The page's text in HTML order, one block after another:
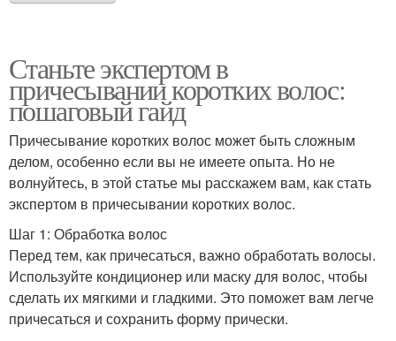
Станьте экспертом в
причесывании коротких волос:
пошаговый гайд
Причесывание коротких волос может быть сложным
делом, особенно если вы не имеете опыта. Но не
волнуйтесь, в этой статье мы расскажем вам, как стать
экспертом в причесывании коротких волос.
Шаг 1: Обработка волос
Перед тем, как причесаться, важно обработать волосы.
Используйте кондиционер или маску для волос, чтобы
сделать их мягкими и гладкими. Это поможет вам легче
причесаться и сохранить форму прически.